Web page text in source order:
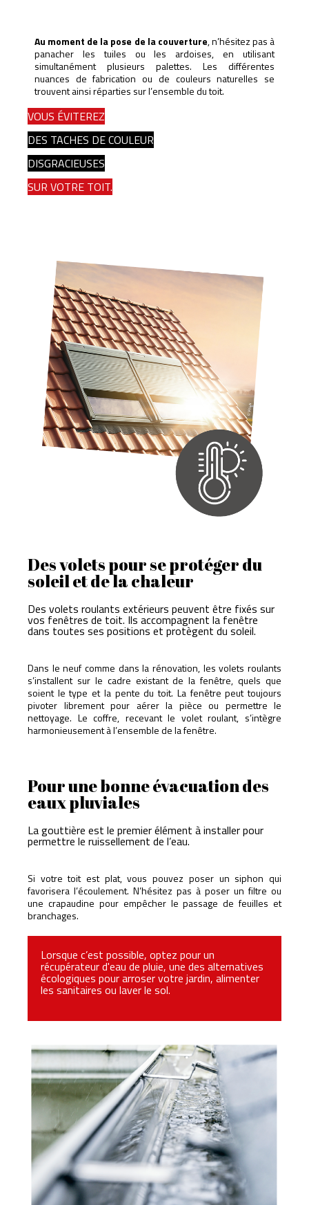
Au moment de la pose de la couverture, n’hésitez pas à
panacher les tuiles ou les ardoises, en utilisant
simultanément plusieurs palettes. Les différentes
nuances de fabrication ou de couleurs naturelles se
trouvent ainsi réparties sur l’ensemble du toit.
VOUS ÉVITEREZ
DES TACHES DE COULEUR
DISGRACIEUSES
SUR VOTRE TOIT.
Des volets pour se protéger du
soleil et de la chaleur
Des volets roulants extérieurs peuvent être fixés sur
vos fenêtres de toit. Ils accompagnent la fenêtre
dans toutes ses positions et protègent du soleil.
Dans le neuf comme dans la rénovation, les volets roulants
s’installent sur le cadre existant de la fenêtre, quels que
soient le type et la pente du toit. La fenêtre peut toujours
pivoter librement pour aérer la pièce ou permettre le
nettoyage. Le coffre, recevant le volet roulant, s’intègre
harmonieusement à l’ensemble de la fenêtre.
Pour une bonne évacuation des
eaux pluviales
La gouttière est le premier élément à installer pour
permettre le ruissellement de l’eau.
Si votre toit est plat, vous pouvez poser un siphon qui
favorisera l’écoulement. N’hésitez pas à poser un filtre ou
une crapaudine pour empêcher le passage de feuilles et
branchages.
Lorsque c’est possible, optez pour un
récupérateur d'eau de pluie, une des alternatives
écologiques pour arroser votre jardin, alimenter
les sanitaires ou laver le sol.